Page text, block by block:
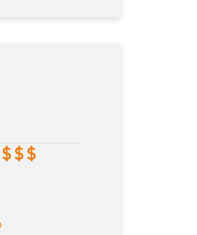
$ $ $